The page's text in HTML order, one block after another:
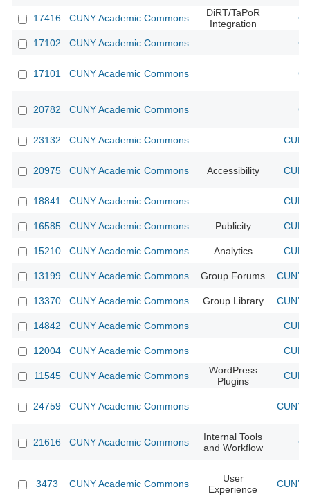
17416 CUNY Academic Commons
DiRT/TaPoR
Integration
17102 CUNY Academic Commons
17101 CUNY Academic Commons
20782 CUNY Academic Commons
23132 CUNY Academic Commons
20975 CUNY Academic Commons Accessibility
18841 CUNY Academic Commons
16585 CUNY Academic Commons Publicity
15210 CUNY Academic Commons Analytics
13199 CUNY Academic Commons Group Forums CUNY
13370 CUNY Academic Commons Group Library CUNY
14842 CUNY Academic Commons
12004 CUNY Academic Commons
11545 CUNY Academic Commons
WordPress
Plugins
24759 CUNY Academic Commons CUNY
21616 CUNY Academic Commons
Internal Tools
and Workflow
3473 CUNY Academic Commons
User
Experience
CUNY